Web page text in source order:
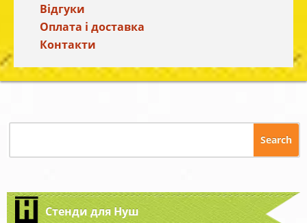
Відгуки
Оплата і доставка
Контакти
Стенди для Нуш